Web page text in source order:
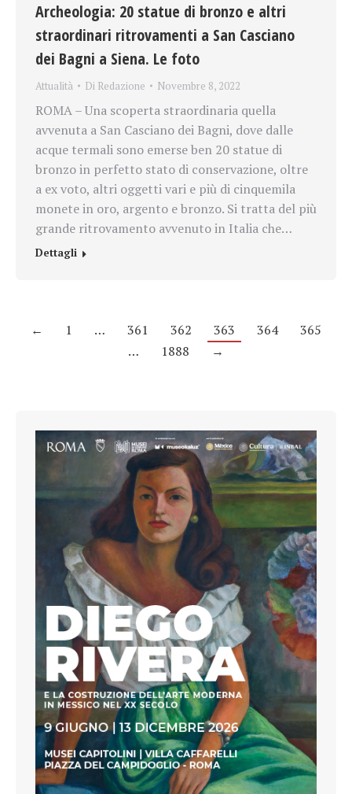
Archeologia: 20 statue di bronzo e altri
straordinari ritrovamenti a San Casciano
dei Bagni a Siena. Le foto
Attualità Di Redazione Novembre 8, 2022
ROMA – Una scoperta straordinaria quella
avvenuta a San Casciano dei Bagni, dove dalle
acque termali sono emerse ben 20 statue di
bronzo in perfetto stato di conservazione, oltre
a ex voto, altri oggetti vari e più di cinquemila
monete in oro, argento e bronzo. Si tratta del più
grande ritrovamento avvenuto in Italia che…
Dettagli
← 1 … 361 362 363 364
365
…
1888 →